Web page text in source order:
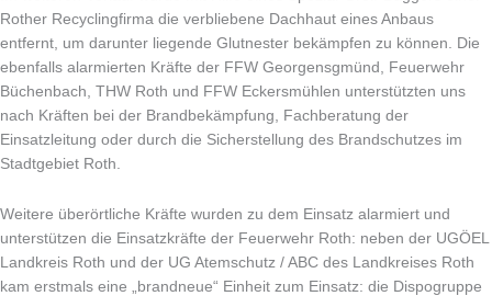
Rother Recyclingfirma die verbliebene Dachhaut eines Anbaus
entfernt, um darunter liegende Glutnester bekämpfen zu können. Die
ebenfalls alarmierten Kräfte der FFW Georgensgmünd, Feuerwehr
Büchenbach, THW Roth und FFW Eckersmühlen unterstützten uns
nach Kräften bei der Brandbekämpfung, Fachberatung der
Einsatzleitung oder durch die Sicherstellung des Brandschutzes im
Stadtgebiet Roth.
Weitere überörtliche Kräfte wurden zu dem Einsatz alarmiert und
unterstützen die Einsatzkräfte der Feuerwehr Roth: neben der UGÖEL
Landkreis Roth und der UG Atemschutz / ABC des Landkreises Roth
kam erstmals eine „brandneue“ Einheit zum Einsatz: die Dispogruppe